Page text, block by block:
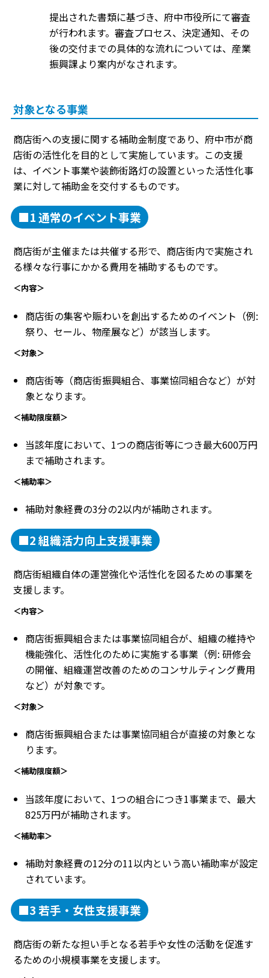
提出された書類に基づき、府中市役所にて審査
が行われます。審査プロセス、決定通知、その
後の交付までの具体的な流れについては、産業
振興課より案内がなされます。
対象となる事業
商店街への支援に関する補助金制度であり、府中市が商
店街の活性化を目的として実施しています。この支援
は、イベント事業や装飾街路灯の設置といった活性化事
業に対して補助金を交付するものです。
■1 通常のイベント事業
商店街が主催または共催する形で、商店街内で実施され
る様々な行事にかかる費用を補助するものです。
＜内容＞
商店街の集客や賑わいを創出するためのイベント（例:
祭り、セール、物産展など）が該当します。
＜対象＞
商店街等（商店街振興組合、事業協同組合など）が対
象となります。
＜補助限度額＞
当該年度において、1つの商店街等につき最大600万円
まで補助されます。
＜補助率＞
補助対象経費の3分の2以内が補助されます。
■2 組織活力向上支援事業
商店街組織自体の運営強化や活性化を図るための事業を
支援します。
＜内容＞
商店街振興組合または事業協同組合が、組織の維持や
機能強化、活性化のために実施する事業（例: 研修会
の開催、組織運営改善のためのコンサルティング費用
など）が対象です。
＜対象＞
商店街振興組合または事業協同組合が直接の対象とな
ります。
＜補助限度額＞
当該年度において、1つの組合につき1事業まで、最大
825万円が補助されます。
＜補助率＞
補助対象経費の12分の11以内という高い補助率が設定
されています。
■3 若手・女性支援事業
商店街の新たな担い手となる若手や女性の活動を促進す
るための小規模事業を支援します。